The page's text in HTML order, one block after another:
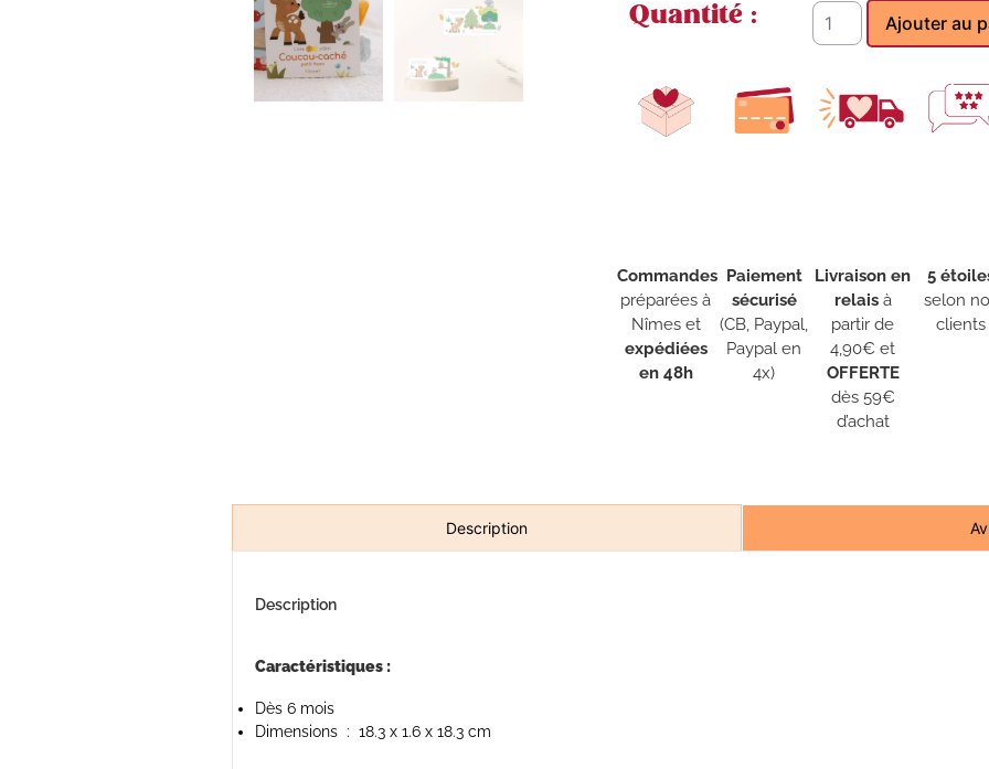
Quantité : Ajouter au
Commandes
préparées à
Nîmes et
expédiées
en 48h
Paiement
sécurisé
(CB, Paypal,
Paypal en
4x)
Livraison en
relaisà
partir de
4,90€ et
OFFERTE
dès 59€
d’achat
5
selon
clients
Description
Description
Caractéristiques :
Dès 6 mois
Dimensions ‏ : ‎ 18.3 x 1.6 x 18.3 cm